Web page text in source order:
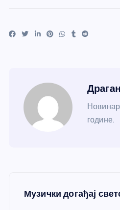
Новинар
године.
Музички догађај